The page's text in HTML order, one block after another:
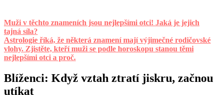
Muži v těchto znameních jsou nejlepšími otci! Jaká je jejich
tajná síla?
Astrologie říká, že některá znamení mají výjimečné rodičovské
vlohy. Zjistěte, kteří muži se podle horoskopu stanou těmi
nejlepšími otci a proč.
Blíženci: Když vztah ztratí jiskru, začnou
utíkat